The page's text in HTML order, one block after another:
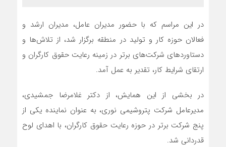
در این مراسم که با حضور مدیران عامل، مدیران ارشد و
فعالان حوزه کار و تولید در منطقه برگزار شد، از تلاش‌ها و
دستاوردهای شرکت‌های برتر در زمینه رعایت حقوق کارگران و
ارتقای شرایط کار، تقدیر به عمل آمد.
در بخشی از این همایش، از دکتر غلامرضا جمشیدی،
مدیرعامل شرکت پتروشیمی نوری، به عنوان نماینده یکی از
پنج شرکت برتر در حوزه رعایت حقوق کارگران، با اهدای لوح
قدردانی شد.